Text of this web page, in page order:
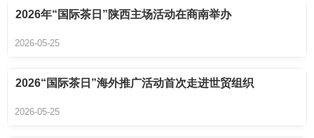
2026年“国际茶日”陕西主场活动在商南举办
2026-05-25
2026“国际茶日”海外推广活动首次走进世贸组织
2026-05-25